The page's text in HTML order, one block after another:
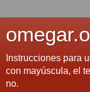
Instrucciones para
con mayúscula, el
no.